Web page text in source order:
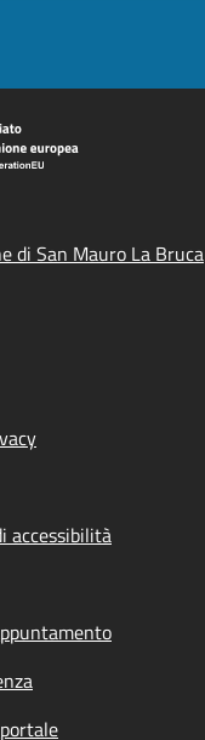
di San Mauro La Bruca
accessibilità